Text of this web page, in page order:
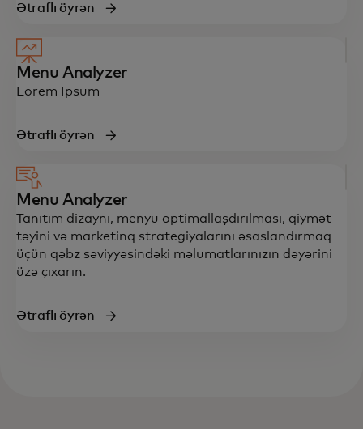
Ətraflı öyrən
Menu Analyzer
Lorem Ipsum
Ətraflı öyrən
Menu Analyzer
Tanıtım dizaynı, menyu optimallaşdırılması, qiymət
təyini və marketinq strategiyalarını əsaslandırmaq
üçün qəbz səviyyəsindəki məlumatlarınızın dəyərini
üzə çıxarın.​
Ətraflı öyrən